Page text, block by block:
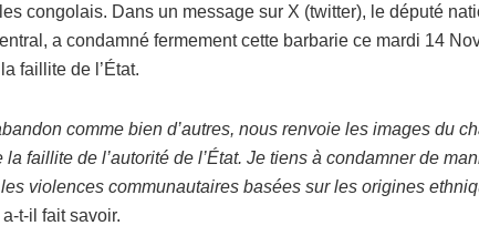
congolais. Dans un message sur X (twitter), le député
a condamné fermement cette barbarie ce mardi 14
faillite de l’État.
comme bien d’autres, nous renvoie les images du
la faillite de l’autorité de l’État. Je tiens à condamner de
violences communautaires basées sur les origines
a-t-il fait savoir.